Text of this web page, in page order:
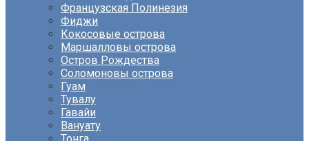
Французская Полинезия
Фиджи
Кокосовые острова
Маршалловы острова
Остров Рождества
Соломоновы острова
Гуам
Тувалу
Гавайи
Вануату